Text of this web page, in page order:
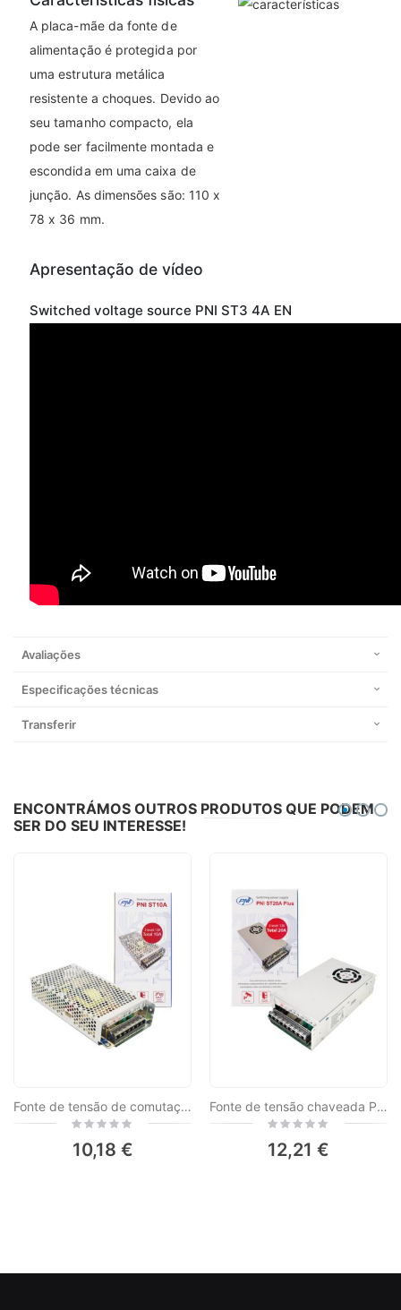
A placa-mãe da fonte de
alimentação é protegida por
uma estrutura metálica
resistente a choques. Devido ao
seu tamanho compacto, ela
pode ser facilmente montada e
escondida em uma caixa de
junção. As dimensões são: 110 x
78 x 36 mm.
Apresentação de vídeo
Switched voltage source PNI ST3 4A EN
Avaliações
Especificações técnicas
Transferir
ENCONTRÁMOS OUTROS PRODUTOS QUE PODEM
SER DO SEU INTERESSE!
Fonte de tensão de comutação estabilizada PNI ST10A 230V a 12V 10A estabilizada para sistemas de vigilância
Rating:
10,18 €
Fonte de tensão chaveada PNI ST20A Plus 230V a 12V 20A estabilizada para sistemas de vigilância
Rating:
12,21 €